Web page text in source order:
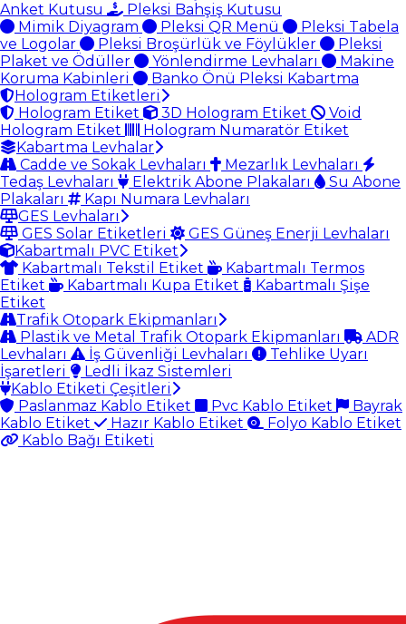
Anket Kutusu
Pleksi Bahşiş Kutusu
Mimik Diyagram
Pleksi QR Menü
Pleksi Tabela
ve Logolar
Pleksi Broşürlük ve Föylükler
Pleksi
Plaket ve Ödüller
Yönlendirme Levhaları
Makine
Koruma Kabinleri
Banko Önü Pleksi Kabartma
Hologram Etiketleri
Hologram Etiket
3D Hologram Etiket
Void
Hologram Etiket
Hologram Numaratör Etiket
Kabartma Levhalar
Cadde ve Sokak Levhaları
Mezarlık Levhaları
Tedaş Levhaları
Elektrik Abone Plakaları
Su Abone
Plakaları
Kapı Numara Levhaları
GES Levhaları
GES Solar Etiketleri
GES Güneş Enerji Levhaları
Kabartmalı PVC Etiket
Kabartmalı Tekstil Etiket
Kabartmalı Termos
Etiket
Kabartmalı Kupa Etiket
Kabartmalı Şişe
Etiket
Trafik Otopark Ekipmanları
Plastik ve Metal Trafik Otopark Ekipmanları
ADR
Levhaları
İş Güvenliği Levhaları
Tehlike Uyarı
İşaretleri
Ledli İkaz Sistemleri
Kablo Etiketi Çeşitleri
Paslanmaz Kablo Etiket
Pvc Kablo Etiket
Bayrak
Kablo Etiket
Hazır Kablo Etiket
Folyo Kablo Etiket
Kablo Bağı Etiketi